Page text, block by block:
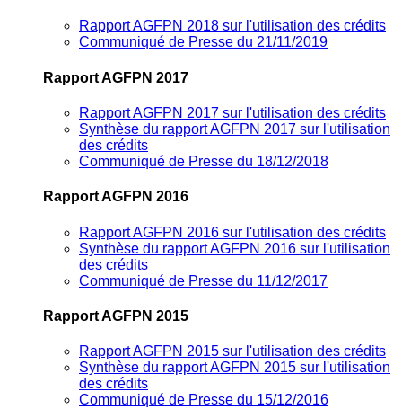
Rapport AGFPN 2018 sur l'utilisation des crédits
Communiqué de Presse du 21/11/2019
Rapport AGFPN 2017
Rapport AGFPN 2017 sur l'utilisation des crédits
Synthèse du rapport AGFPN 2017 sur l'utilisation
des crédits
Communiqué de Presse du 18/12/2018
Rapport AGFPN 2016
Rapport AGFPN 2016 sur l'utilisation des crédits
Synthèse du rapport AGFPN 2016 sur l'utilisation
des crédits
Communiqué de Presse du 11/12/2017
Rapport AGFPN 2015
Rapport AGFPN 2015 sur l'utilisation des crédits
Synthèse du rapport AGFPN 2015 sur l'utilisation
des crédits
Communiqué de Presse du 15/12/2016